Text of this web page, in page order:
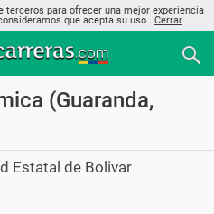
para ofrecer una mejor experiencia
que acepta su uso.. Cerrar
(Guaranda,
Estatal de Bolivar